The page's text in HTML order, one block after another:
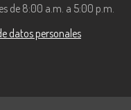
de 8:00 a.m. a 5:00 p.m.
datos personales